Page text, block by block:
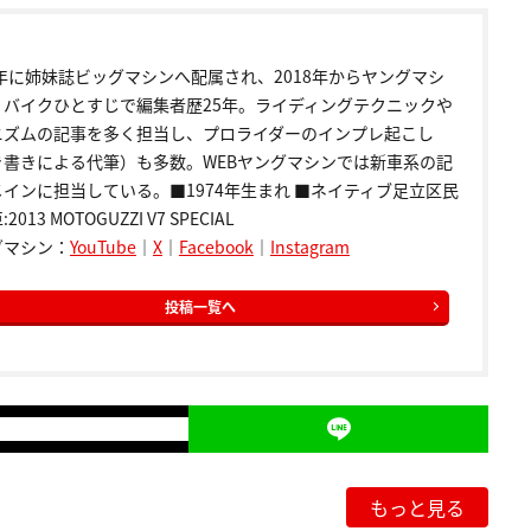
に姉妹誌ビッグマシンへ配属され、2018年からヤングマシ
イクひとすじで編集者歴25年。ライディングテクニックや
ムの記事を多く担当し、プロライダーのインプレ起こし
きによる代筆）も多数。WEBヤングマシンでは新車系の記
インに担当している。■1974年生まれ ■ネイティブ足立区民
MOTOGUZZI V7 SPECIAL
シン： YouTube｜ X｜ Facebook ｜ Instagram
投稿一覧へ
もっと見る